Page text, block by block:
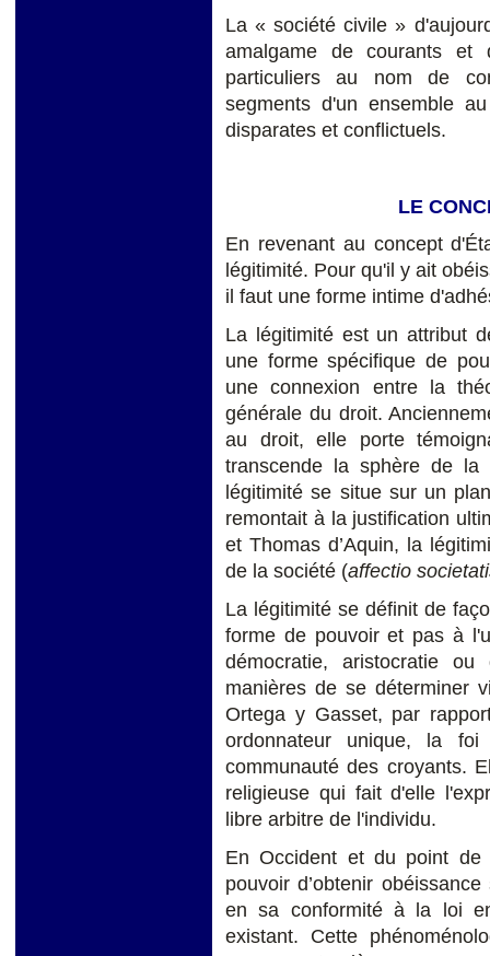
La « société civile »
amalgame de courants et
particuliers au nom de
segments d'un ensemble
disparates et conflictuels.
LE
En revenant au concept
légitimité. Pour qu'il y ait
il faut une forme intime
La légitimité est un attribut
une forme spécifique de
une connexion entre la
générale du droit.
au droit, elle porte
transcende la sphère de
légitimité se situe sur un
remontait à la justification
et Thomas d’Aquin, la
de la société (affectio
La légitimité se définit de
forme de pouvoir et pas à
démocratie, aristocratie
manières de se déterminer
Ortega y Gasset, par
ordonnateur unique, la
communauté des croyants.
religieuse qui fait d'elle
libre arbitre de l'individu.
En Occident et du point de
pouvoir d’obtenir
en sa conformité à la loi
existant. Cette